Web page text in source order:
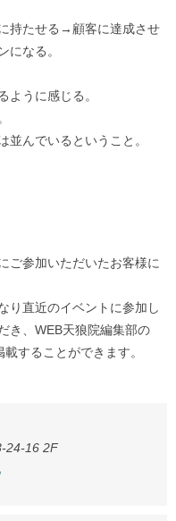
持たせる→顧客に達成させ
になる。
ように感じる。
並んでいるということ。
ご参加いただいたお客様に
り直近のイベントに参加し
き、WEB天狼院編集部の
することができます。
24-16 2F